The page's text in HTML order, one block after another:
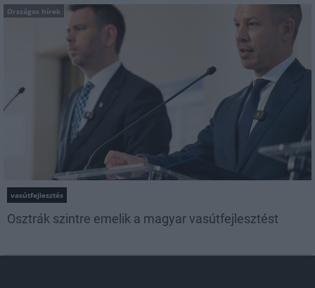
Országos hírek
vasútfejlesztés
Osztrák szintre emelik a magyar vasútfejlesztést